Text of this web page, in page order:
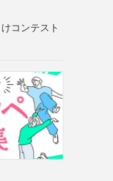
コンテスト